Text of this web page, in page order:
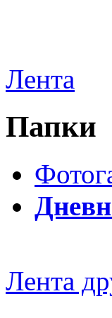
Лента
Папки
Лента